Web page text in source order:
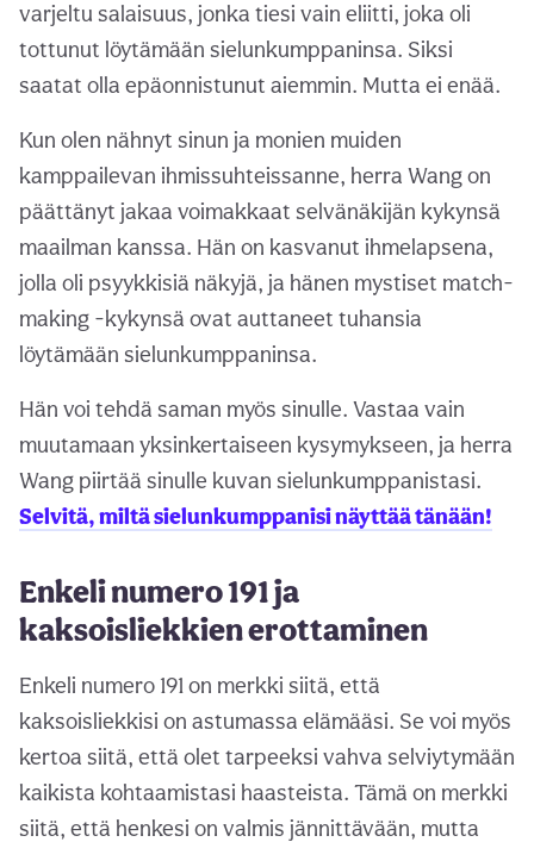
varjeltu salaisuus, jonka tiesi vain eliitti, joka oli
tottunut löytämään sielunkumppaninsa. Siksi
saatat olla epäonnistunut aiemmin. Mutta ei enää.
Kun olen nähnyt sinun ja monien muiden
kamppailevan ihmissuhteissanne, herra Wang on
päättänyt jakaa voimakkaat selvänäkijän kykynsä
maailman kanssa. Hän on kasvanut ihmelapsena,
jolla oli psyykkisiä näkyjä, ja hänen mystiset match-
making -kykynsä ovat auttaneet tuhansia
löytämään sielunkumppaninsa.
Hän voi tehdä saman myös sinulle. Vastaa vain
muutamaan yksinkertaiseen kysymykseen, ja herra
Wang piirtää sinulle kuvan sielunkumppanistasi.
Selvitä, miltä sielunkumppanisi näyttää tänään!
Enkeli numero 191 ja
kaksoisliekkien erottaminen
Enkeli numero 191 on merkki siitä, että
kaksoisliekkisi on astumassa elämääsi. Se voi myös
kertoa siitä, että olet tarpeeksi vahva selviytymään
kaikista kohtaamistasi haasteista. Tämä on merkki
siitä, että henkesi on valmis jännittävään, mutta